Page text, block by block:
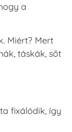
a
Miért? Mert
táskák, sőt
fixálódik, így